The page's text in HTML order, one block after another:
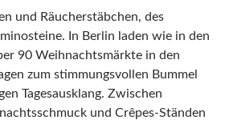
und Räucherstäbchen, des
In Berlin laden wie in den
90 Weihnachtsmärkte in den
zum stimmungsvollen Bummel
Tagesausklang. Zwischen
und Crêpes-Ständen